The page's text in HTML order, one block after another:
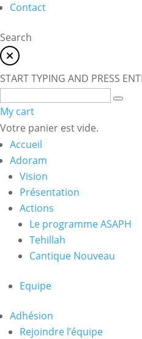
Contact
Search
START TYPING AND PRESS
My cart
Votre panier est vide.
Accueil
Adoram
Vision
Présentation
Actions
Le programme ASAPH
Tehillah
Cantique Nouveau
Equipe
Adhésion
Rejoindre l’équipe